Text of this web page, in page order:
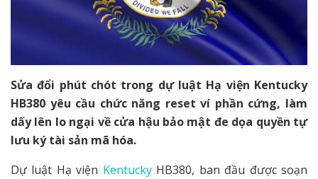
Sửa đổi phút chót trong dự luật Hạ viện Kentucky
HB380 yêu cầu chức năng reset ví phần cứng, làm
dấy lên lo ngại về cửa hậu bảo mật đe dọa quyền tự
lưu ký tài sản mã hóa.
Dự luật Hạ viện KentuckyHB380, ban đầu được soạn